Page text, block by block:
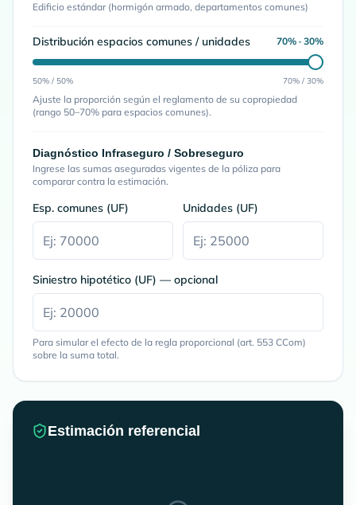
Edificio estándar (hormigón armado, departamentos comunes)
Distribución espacios comunes / unidades 70% · 30%
50% / 50% 70% / 30%
Ajuste la proporción según el reglamento de su copropiedad
(rango 50–70% para espacios comunes).
Diagnóstico Infraseguro / Sobreseguro
Ingrese las sumas aseguradas vigentes de la póliza para
comparar contra la estimación.
Esp. comunes (UF) Unidades (UF)
Siniestro hipotético (UF) — opcional
Para simular el efecto de la regla proporcional (art. 553 CCom)
sobre la suma total.
Estimación referencial